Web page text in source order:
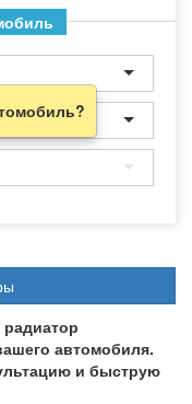
автомобиля.
и быструю